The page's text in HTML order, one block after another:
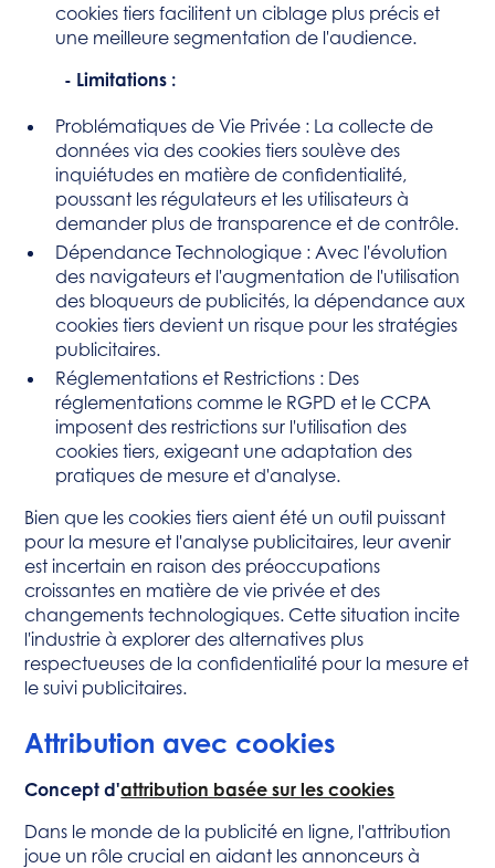
cookies tiers facilitent un ciblage plus précis et
une meilleure segmentation de l'audience.
- Limitations :
Problématiques de Vie Privée : La collecte de
données via des cookies tiers soulève des
inquiétudes en matière de confidentialité,
poussant les régulateurs et les utilisateurs à
demander plus de transparence et de contrôle.
Dépendance Technologique : Avec l'évolution
des navigateurs et l'augmentation de l'utilisation
des bloqueurs de publicités, la dépendance aux
cookies tiers devient un risque pour les stratégies
publicitaires.
Réglementations et Restrictions : Des
réglementations comme le RGPD et le CCPA
imposent des restrictions sur l'utilisation des
cookies tiers, exigeant une adaptation des
pratiques de mesure et d'analyse.
Bien que les cookies tiers aient été un outil puissant
pour la mesure et l'analyse publicitaires, leur avenir
est incertain en raison des préoccupations
croissantes en matière de vie privée et des
changements technologiques. Cette situation incite
l'industrie à explorer des alternatives plus
respectueuses de la confidentialité pour la mesure et
le suivi publicitaires.
Attribution avec cookies
Concept d'attribution basée sur les cookies
Dans le monde de la publicité en ligne, l'attribution
joue un rôle crucial en aidant les annonceurs à